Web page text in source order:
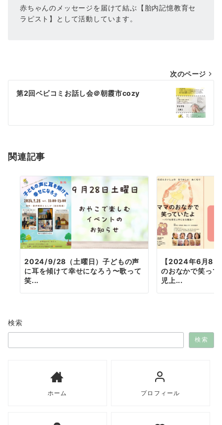
赤ちゃんのメッセージを届けて結ぶ【胎内記憶教育セ
ラピスト】として活動しています。
稿
ビ
ー
次のページ
第2回ベビコミお話し会＠朝霞市cozy
関連記事
2024/9/28（土曜日）子どもの声
に耳を傾けて幸せになろう〜歌って
笑...
【2024年6月8
のおなかで笑っ
児上...
検索
検索
ホーム プロフィール